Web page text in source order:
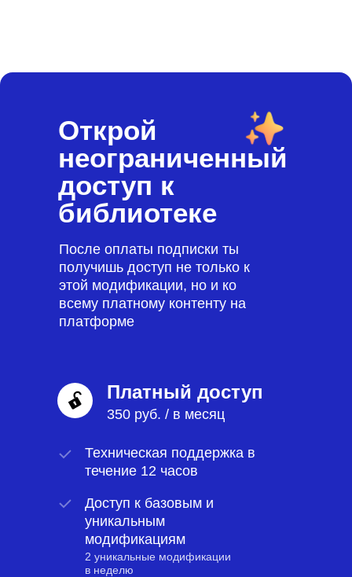
Открой
неограниченный
доступ к
библиотеке
Техническая поддержка в
течение 12 часов
Платный доступ
Доступ к базовым и
уникальным
модификациям
2 уникальные модификации
в неделю
350 руб. / в месяц
После оплаты подписки ты
получишь доступ не только к
этой модификации, но и ко
всему платному контенту на
платформе